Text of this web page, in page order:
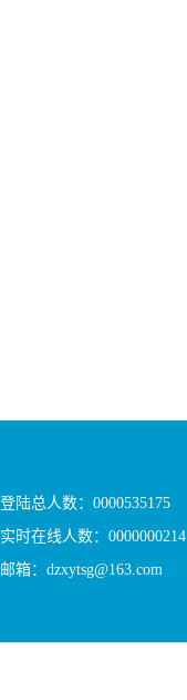
登陆总人数： 0000535175
实时在线人数： 0000000214
邮箱：dzxytsg@163.com